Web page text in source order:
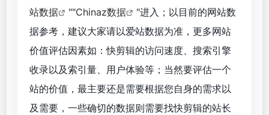
站数据
""Chinaz数据
"进入；以目前的网站数
据参考，建议大家请以爱站数据为准，更多网站
价值评估因素如：快剪辑的访问速度、搜索引擎
收录以及索引量、用户体验等；当然要评估一个
站的价值，最主要还是需要根据您自身的需求以
及需要，一些确切的数据则需要找快剪辑的站长